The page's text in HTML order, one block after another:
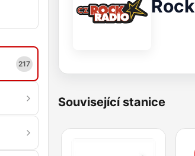
217
Rock
Související stanice